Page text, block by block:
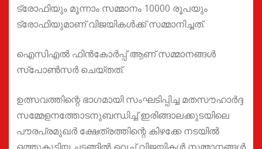
ട്രോഫിയും മൂന്നാം സമ്മാനം 10000 രൂപയും
ട്രോഫിയുമാണ് വിജയികൾക്ക് സമ്മാനിച്ചത്.
ഐസിഎൽ ഫിൻകോർപ്പ് ആണ് സമ്മാനങ്ങൾ
സ്പോൺസർ ചെയ്തത്.
ഉത്സവത്തിന്റെ ഭാഗമായി സംഘടിപ്പിച്ച മതസൗഹാർദ്ദ
സമ്മേളനത്തോടനുബന്ധിച്ച് ഇരിങ്ങാലക്കുടയിലെ
പൗരപ്രമുഖർ ക്ഷേത്രത്തിന്റെ കിഴക്കേ നടയിൽ